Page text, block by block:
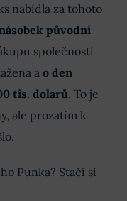
nabídla za tohoto
původní
společností
a o den
tis. dolarů. To je
ale prozatím k
Punka? Stačí si